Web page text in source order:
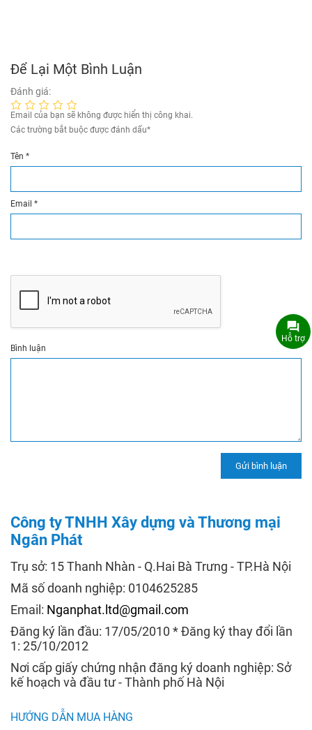
Để Lại Một Bình Luận
Đánh giá:
Email của bạn sẽ không được hiển thị công khai.
Các trường bắt buộc được đánh dấu*
Tên *
Email *
Bình luận
Công ty TNHH Xây dựng và Thương mại
Ngân Phát
Trụ sở: 15 Thanh Nhàn - Q.Hai Bà Trưng - TP.Hà Nội
Mã số doanh nghiệp: 0104625285
Email: Nganphat.ltd@gmail.com
Đăng ký lần đầu: 17/05/2010 * Đăng ký thay đổi lần
1: 25/10/2012
Nơi cấp giấy chứng nhận đăng ký doanh nghiệp: Sở
kế hoạch và đầu tư - Thành phố Hà Nội
HƯỚNG DẪN MUA HÀNG
Hỗ trợ